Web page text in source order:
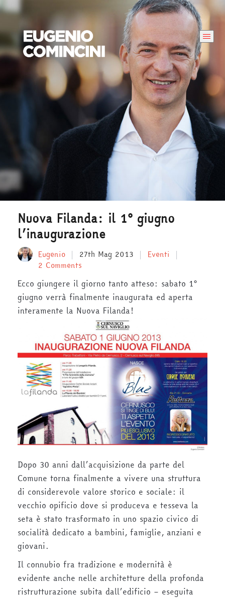
Nuova Filanda: il 1° giugno
l’inaugurazione
Eugenio 27th Mag 2013
Eventi
2 Comments
Ecco giungere il giorno tanto atteso: sabato 1°
giugno verrà finalmente inaugurata ed aperta
interamente la Nuova Filanda!
Dopo 30 anni dall’acquisizione da parte del
Comune torna finalmente a vivere una struttura
di considerevole valore storico e sociale: il
vecchio opificio dove si produceva e tesseva la
seta è stato trasformato in uno spazio civico di
socialità dedicato a bambini, famiglie, anziani e
giovani.
Il connubio fra tradizione e modernità è
evidente anche nelle architetture della profonda
ristrutturazione subita dall’edificio – eseguita